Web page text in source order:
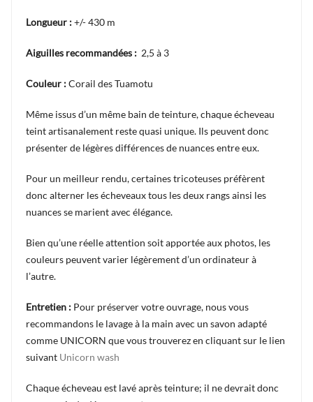
Longueur :+/- 430 m
Aiguilles recommandées : 2,5 à 3
Couleur :Corail des Tuamotu
Même issus d’un même bain de teinture, chaque écheveau
teint artisanalement reste quasi unique. Ils peuvent donc
présenter de légères différences de nuances entre eux.
Pour un meilleur rendu, certaines tricoteuses préfèrent
donc alterner les écheveaux tous les deux rangs ainsi les
nuances se marient avec élégance.
Bien qu’une réelle attention soit apportée aux photos, les
couleurs peuvent varier légèrement d’un ordinateur à
l’autre.
Entretien : Pour préserver votre ouvrage, nous vous
recommandons le lavage à la main avec un savon adapté
comme UNICORN que vous trouverez en cliquant sur le lien
suivant Unicorn wash
Chaque écheveau est lavé après teinture; il ne devrait donc